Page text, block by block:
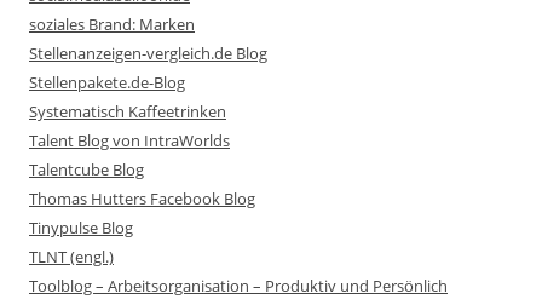
soziales Brand: Marken
Stellenanzeigen-vergleich.de Blog
Stellenpakete.de-Blog
Systematisch Kaffeetrinken
Talent Blog von IntraWorlds
Talentcube Blog
Thomas Hutters Facebook Blog
Tinypulse Blog
TLNT (engl.)
Toolblog – Arbeitsorganisation – Produktiv und Persönlich